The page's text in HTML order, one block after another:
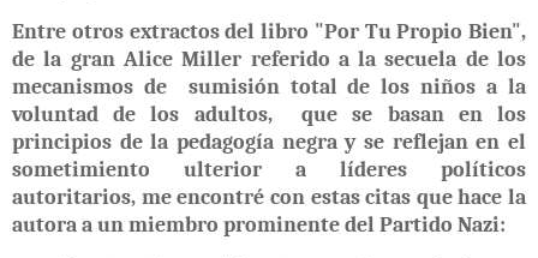
Entre otros extractos del libro "Por Tu Propio Bien",
de la gran Alice Miller referido a la secuela de los
mecanismos de
sumisión total de los niños a la
voluntad de los adultos, que se basan en los
principios de la pedagogía negra y se reflejan en el
sometimiento ulterior a líderes políticos
autoritarios, me encontré con estas citas que hace la
autora a un miembro prominente del Partido Nazi: